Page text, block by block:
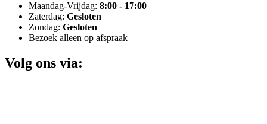
Maandag-Vrijdag: 8:00 - 17:00
Zaterdag: Gesloten
Zondag: Gesloten
Bezoek alleen op afspraak
Volg ons via: